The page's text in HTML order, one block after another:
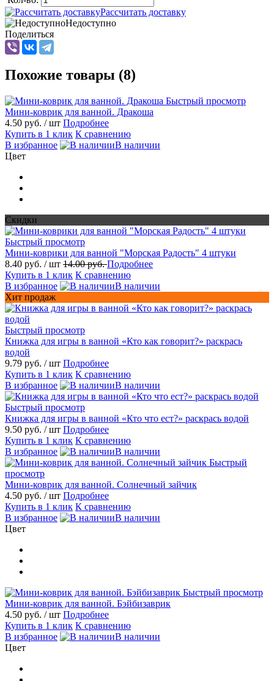
Рассчитать доставку
Недоступно
Поделиться
Похожие товары (8)
Быстрый просмотр
Мини-коврик для ванной. Дракоша
4.50 руб. / шт Подробнее
Купить в 1 клик К сравнению
В избранное
В наличии
Цвет
Скидки
Быстрый просмотр
Мини-коврики для ванной "Морская Радость" 4 штуки
8.40 руб. / шт 14.00 руб.Подробнее
Купить в 1 клик К сравнению
В избранное
В наличии
Хит продаж
Быстрый просмотр
Книжка для игры в ванной «Кто как говорит?» раскрась
водой
9.79 руб. / шт Подробнее
Купить в 1 клик К сравнению
В избранное
В наличии
Быстрый просмотр
Книжка для игры в ванной «Кто что ест?» раскрась водой
9.50 руб. / шт Подробнее
Купить в 1 клик К сравнению
В избранное
В наличии
Быстрый
просмотр
Мини-коврик для ванной. Солнечный зайчик
4.50 руб. / шт Подробнее
Купить в 1 клик К сравнению
В избранное
В наличии
Цвет
Быстрый просмотр
Мини-коврик для ванной. Бэйбизаврик
4.50 руб. / шт Подробнее
Купить в 1 клик К сравнению
В избранное
В наличии
Цвет